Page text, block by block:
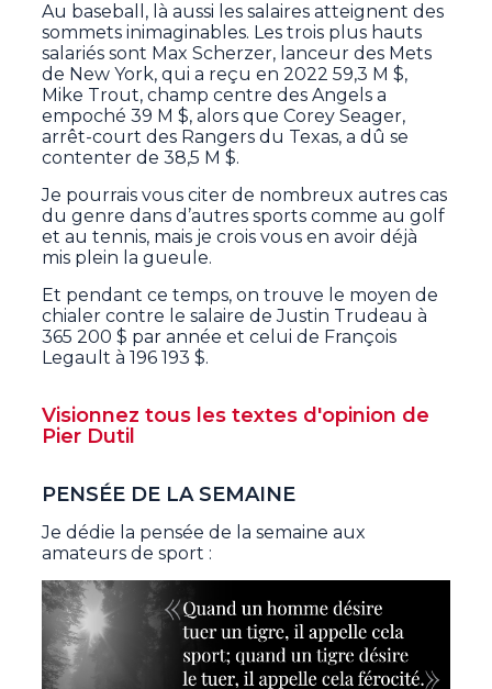
Au baseball, là aussi les salaires atteignent des
sommets inimaginables. Les trois plus hauts
salariés sont Max Scherzer, lanceur des Mets
de New York, qui a reçu en 2022 59,3 M $,
Mike Trout, champ centre des Angels a
empoché 39 M $, alors que Corey Seager,
arrêt-court des Rangers du Texas, a dû se
contenter de 38,5 M $.
Je pourrais vous citer de nombreux autres cas
du genre dans d’autres sports comme au golf
et au tennis, mais je crois vous en avoir déjà
mis plein la gueule.
Et pendant ce temps, on trouve le moyen de
chialer contre le salaire de Justin Trudeau à
365 200 $ par année et celui de François
Legault à 196 193 $.
Visionnez tous les textes d'opinion de
Pier Dutil
PENSÉE DE LA SEMAINE
Je dédie la pensée de la semaine aux
amateurs de sport :